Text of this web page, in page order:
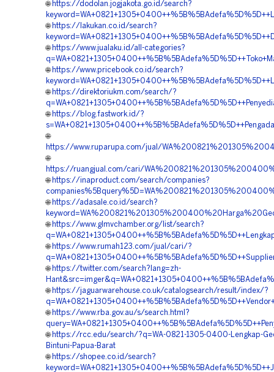
🌐 https://dodolan.jogjakota.go.id/search?
🌐 https://lakukan.co.id/search?
🌐 https://www.jualaku.id/all-categories?
🌐 https://www.pricebook.co.id/search?
🌐 https://direktoriukm.com/search/?
🌐 https://blog.fastwork.id/?
🌐
https://www.ruparupa.com/jual/
🌐
https://ruangjual.com/cari/
🌐 https://inaproduct.com/search/companies?
🌐 https://adasale.co.id/search?
🌐 https://www.glmvchamber.org/list/search?
🌐 https://www.rumah123.com/jual/cari/?
🌐 https://twitter.com/search?lang=zh-
🌐 https://jaguarwarehouse.co.uk/catalogsearch/result/index/?
🌐 https://www.rba.gov.au/s/search.html?
🌐 https://rcc.edu/search/?q=WA-0821-1305-0400-Lengkap-
Bintuni-Papua-Barat
🌐 https://shopee.co.id/search?